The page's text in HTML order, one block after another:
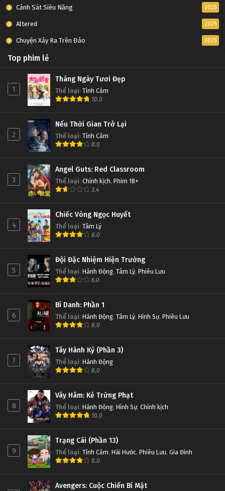
Cảnh Sát Siêu Năng 2025
Altered 2025
Chuyện Xảy Ra Trên Đảo 2025
Top phim lẻ
1
Tháng Ngày Tươi Đẹp
Thể loại: Tình Cảm
10.0
2
Nếu Thời Gian Trở Lại
Thể loại: Tình Cảm
8.0
3
Angel Guts: Red Classroom
Thể loại: Chính kịch, Phim 18+
3.4
4
Chiếc Vòng Ngọc Huyết
Thể loại: Tâm Lý
8.0
5
Đội Đặc Nhiệm Hiện Trường
Thể loại: Hành Động, Tâm Lý, Phiêu Lưu
6.0
6
Bí Danh: Phần 1
Thể loại: Hành Động, Tâm Lý, Hình Sự, Phiêu Lưu
8.0
7
Tây Hành Kỷ (Phần 3)
Thể loại: Hành Động
8.0
8
Vây Hãm: Kẻ Trừng Phạt
Thể loại: Hành Động, Hình Sự, Chính kịch
10.0
9
Trạng Cãi (Phần 13)
Thể loại: Tình Cảm, Hài Hước, Phiêu Lưu, Gia Đình
8.0
Avengers: Cuộc Chiến Bí Mật